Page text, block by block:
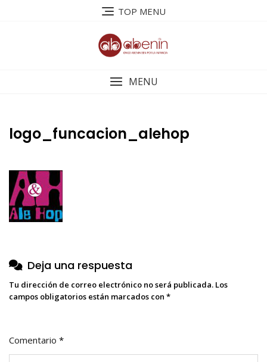
TOP MENU
MENU
logo_funcacion_alehop
Deja una respuesta
Tu dirección de correo electrónico no será publicada. Los
campos obligatorios están marcados con *
Comentario *